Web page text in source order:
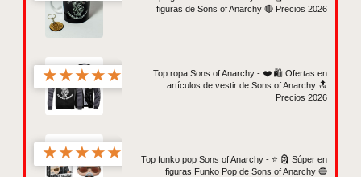
figuras de Sons of Anarchy 🔴 Precios 2026
★★★★★
Top ropa Sons of Anarchy - ❤️ 🛍️ Ofertas en
artículos de vestir de Sons of Anarchy 🔝
Precios 2026
★★★★★
Top funko pop Sons of Anarchy - ⭐️ 🗿 Súper en
figuras Funko Pop de Sons of Anarchy 🔵